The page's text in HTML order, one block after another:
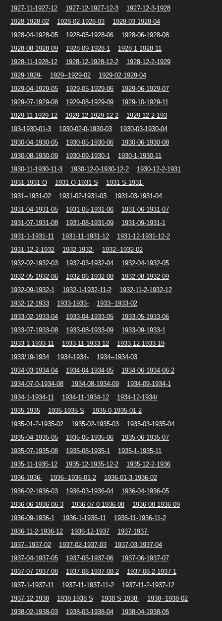
1927-11-1927-12 1927-12-1927-12-3
1927-12-3-1928
1928-1928-02
1928-02-1928-03
1928-03-1928-04
1928-04-1928-05
1928-05-1928-06
1928-06-1928-08
1928-08-1928-09
1928-09-1928-1
1928-1-1928-11
1928-11-1928-12
1928-12-1928-12-2
1928-12-2-1929
1929-1929-
1929--1929-02
1929-02-1929-04
1929-04-1929-05
1929-05-1929-06
1929-06-1929-07
1929-07-1929-08
1929-08-1929-09
1929-10-1929-11
1929-11-1929-12
1929-12-1929-12-2
1929-12-2-193
193-1930-01-3
1930-02-0-1930-03
1930-03-1930-04
1930-04-1930-05
1930-05-1930-06
1930-06-1930-08
1930-08-1930-09
1930-09-1930-1
1930-1-1930-11
1930-11-1930-11-3
1930-12-0-1930-12-2
1930-12-2-1931
1931-1931 O
1931 O-1931 S
1931 S-1931-
1931--1931-02
1931-02-1931-03
1931-03-1931-04
1931-04-1931-05
1931-05-1931-06
1931-06-1931-07
1931-07-1931-08
1931-08-1931-09
1931-09-1931-1
1931-1-1931-11
1931-11-1931-12
1931-12-1931-12-2
1931-12-2-1932
1932-1932-
1932--1932-02
1932-02-1932-03
1932-03-1932-04
1932-04-1932-05
1932-05-1932-06
1932-06-1932-08
1932-08-1932-09
1932-09-1932-1
1932-1-1932-11-2
1932-11-2-1932-12
1932-12-1933
1933-1933-
1933--1933-02
1933-02-1933-04
1933-04-1933-05
1933-05-1933-06
1933-07-1933-08
1933-08-1933-09
1933-09-1933-1
1933-1-1933-11
1933-11-1933-12
1933-12-1933-19
1933/19-1934
1934-1934-
1934--1934-03
1934-03-1934-04
1934-04-1934-05
1934-06-1934-06-2
1934-07-0-1934-08
1934-08-1934-09
1934-09-1934-1
1934-1-1934-11
1934-11-1934-12
1934-12-1934/
1935-1935
1935-1935 S
1935-0-1935-01-2
1935-01-2-1935-02
1935-02-1935-03
1935-03-1935-04
1935-04-1935-05
1935-05-1935-06
1935-06-1935-07
1935-07-1935-08
1935-08-1935-1
1935-1-1935-11
1935-11-1935-12
1935-12-1935-12-2
1935-12-2-1936
1936-1936-
1936--1936-01-2
1936-01-3-1936-02
1936-02-1936-03
1936-03-1936-04
1936-04-1936-05
1936-06-1936-06-3
1936-07-0-1936-08
1936-08-1936-09
1936-09-1936-1
1936-1-1936-11
1936-11-1936-11-2
1936-11-2-1936-12
1936-12-1937
1937-1937-
1937--1937-02
1937-02-1937-03
1937-03-1937-04
1937-04-1937-05
1937-05-1937-06
1937-06-1937-07
1937-07-1937-08
1937-08-1937-08-2
1937-08-2-1937-1
1937-1-1937-11
1937-11-1937-11-2
1937-11-2-1937-12
1937-12-1938
1938-1938 S 1938 S-1938-
1938--1938-02
1938-02-1938-03
1938-03-1938-04
1938-04-1938-05